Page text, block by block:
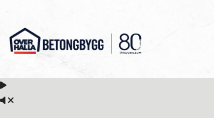
innholdet
Overhalla
Betongbygg